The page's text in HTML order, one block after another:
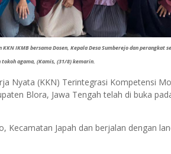
IKMB bersama Dosen, Kepala Desa Sumberejo dan perangkat
tokoh agama, (Kamis, (31/8) kemarin.
Nyata (KKN) Terintegrasi Kompetensi
Blora, Jawa Tengah telah di buka
Kecamatan Japah dan berjalan dengan